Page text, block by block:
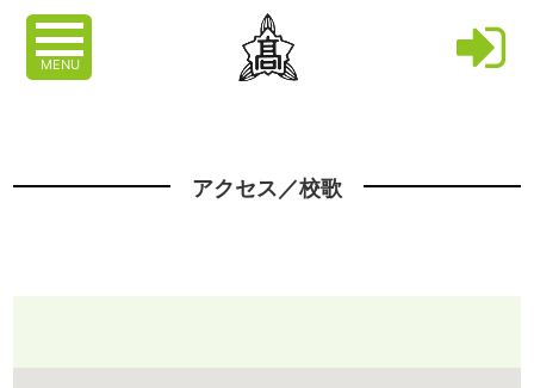
MENU
アクセス／校歌